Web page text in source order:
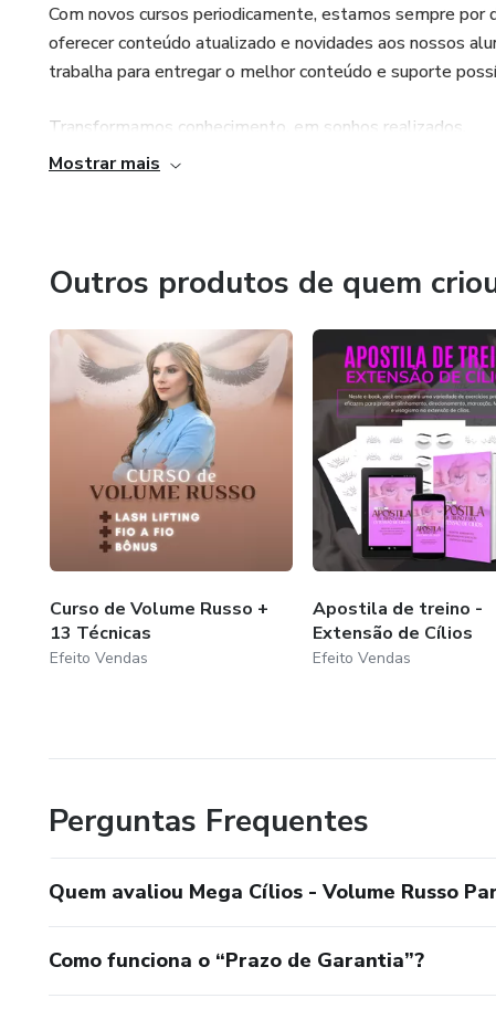
Com novos cursos periodicamente, estamos sempre
oferecer conteúdo atualizado e novidades aos nossos
trabalha para entregar o melhor conteúdo e suporte
Transformamos conhecimento, em sonhos realizados.
Mostrar mais
Outros produtos de quem
Curso de Volume Russo +
13 Técnicas
Efeito Vendas
Apostila de treino -
Extensão de Cílios
Efeito Vendas
Perguntas Frequentes
Quem avaliou Mega Cílios - Volume Russo
Como funciona o “Prazo de Garantia”?